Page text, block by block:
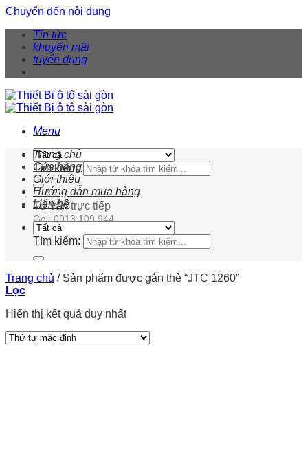
Chuyển đến nội dung
Tin tức
khuyến mãi
tuyển dụng
Menu
Tìm kiếm:
Tư vấn trực tiếp
Gọi: 0913 109 944
Trang chủ
Cửa hàng
Giới thiệu
Hướng dẫn mua hàng
Liên hệ
Tìm kiếm:
Trang chủ /Sản phẩm được gắn thẻ “JTC 1260”
Lọc
Hiển thị kết quả duy nhất